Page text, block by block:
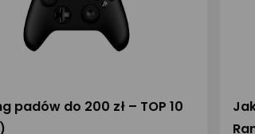
padów do 200 zł – TOP 10